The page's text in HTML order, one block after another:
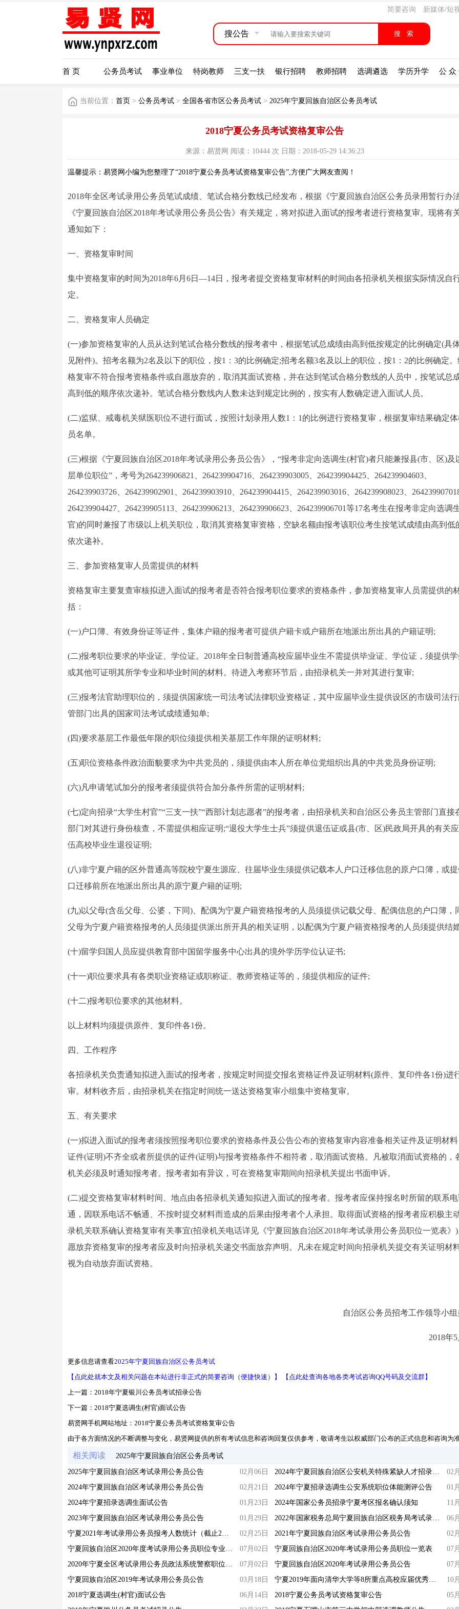
简要咨询 新媒体/短
搜公告
首 页 公务员考试 事业单位 特岗教师 三支一扶 银行招聘 教师招聘 选调遴选 学历升学 公 众
当前位置： 首页 > 公务员考试 > 全国各省市区公务员考试 > 2025年宁夏回族自治区公务员考试
2018宁夏公务员考试资格复审公告
来源：易贤网 阅读：10444 次 日期：2018-05-29 14:36:23
温馨提示：易贤网小编为您整理了“2018宁夏公务员考试资格复审公告”,方便广大网友查阅！
2018年全区考试录用公务员笔试成绩、笔试合格分数线已经发布，根据《宁夏回族自治区公务员录用暂行办法
《宁夏回族自治区2018年考试录用公务员公告》有关规定，将对拟进入面试的报考者进行资格复审。现将有
通知如下：
一、资格复审时间
集中资格复审的时间为2018年6月6日—14日，报考者提交资格复审材料的时间由各招录机关根据实际情况自
定。
二、资格复审人员确定
(一)参加资格复审的人员从达到笔试合格分数线的报考者中，根据笔试总成绩由高到低按规定的比例确定(具
见附件)。招考名额为2名及以下的职位，按1：3的比例确定;招考名额3名及以上的职位，按1：2的比例确定。
格复审不符合报考资格条件或自愿放弃的，取消其面试资格，并在达到笔试合格分数线的人员中，按笔试总
高到低的顺序依次递补。笔试合格分数线内人数未达到规定比例的，按实有人数确定进入面试人员。
(二)监狱、戒毒机关狱医职位不进行面试，按照计划录用人数1：1的比例进行资格复审，根据复审结果确定体
员名单。
(三)根据《宁夏回族自治区2018年考试录用公务员公告》，“报考非定向选调生(村官)者只能兼报县(市、区)及
层单位职位”，考号为264239906821、264239904716、264239903005、264239904425、264239904603、
264239903726、264239902901、264239903910、264239904415、264239903016、264239908023、264239907018
264239904427、264239905113、264239906213、264239906623、264239906701等17名考生在报考非定向选调
官)的同时兼报了市级以上机关职位，取消其资格复审资格，空缺名额由报考该职位考生按笔试成绩由高到低
依次递补。
三、参加资格复审人员需提供的材料
资格复审主要复查审核拟进入面试的报考者是否符合报考职位要求的资格条件，参加资格复审人员需提供的
括：
(一)户口簿、有效身份证等证件，集体户籍的报考者可提供户籍卡或户籍所在地派出所出具的户籍证明;
(二)报考职位要求的毕业证、学位证。2018年全日制普通高校应届毕业生不需提供毕业证、学位证，须提供
或其他可证明其所学专业和毕业时间的材料。待进入考察环节后，由招录机关一并对其进行复审;
(三)报考法官助理职位的，须提供国家统一司法考试法律职业资格证，其中应届毕业生提供设区的市级司法
管部门出具的国家司法考试成绩通知单;
(四)要求基层工作最低年限的职位须提供相关基层工作年限的证明材料;
(五)职位资格条件政治面貌要求为中共党员的，须提供由本人所在单位党组织出具的中共党员身份证明;
(六)凡申请笔试加分的报考者须提供符合加分条件所需的证明材料;
(七)定向招录“大学生村官”“三支一扶”“西部计划志愿者”的报考者，由招录机关和自治区公务员主管部门直接
部门对其进行身份核查，不需提供相应证明;“退役大学生士兵”须提供退伍证或县(市、区)民政局开具的有关
伍高校毕业生退役证明;
(八)非宁夏户籍的区外普通高等院校宁夏生源应、往届毕业生须提供记载本人户口迁移信息的原户口簿，或
口迁移前所在地派出所出具的原宁夏户籍的证明;
(九)以父母(含岳父母、公婆，下同)、配偶为宁夏户籍资格报考的人员须提供记载父母、配偶信息的户口簿，
父母为宁夏户籍资格报考的人员须提供派出所开具的相关证明，以配偶为宁夏户籍资格报考的人员须提供结
(十)留学归国人员应提供教育部中国留学服务中心出具的境外学历学位认证书;
(十一)职位要求具有各类职业资格证或职称证、教师资格证等的，须提供相应的证件;
(十二)报考职位要求的其他材料。
以上材料均须提供原件、复印件各1份。
四、工作程序
各招录机关负责通知拟进入面试的报考者，按规定时间提交报名资格证件及证明材料(原件、复印件各1份)进
审。材料收齐后，由招录机关在指定时间统一送达资格复审小组集中资格复审。
五、有关要求
(一)拟进入面试的报考者须按照报考职位要求的资格条件及公告公布的资格复审内容准备相关证件及证明材料
证件(证明)不齐全或者所提供的证件(证明)与报考资格条件不相符者，取消面试资格。凡被取消面试资格的，
机关必须及时通知报考者。报考者如有异议，可在资格复审期间向招录机关提出书面申诉。
(二)提交资格复审材料时间、地点由各招录机关通知拟进入面试的报考者。报考者应保持报名时所留的联系
通，因联系电话不畅通、不按时提交材料而造成的后果由报考者个人承担。取得面试资格的报考者应积极主
录机关联系确认资格复审有关事宜(招录机关电话详见《宁夏回族自治区2018年考试录用公务员职位一览表》)
愿放弃资格复审的报考者应及时向招录机关递交书面放弃声明。凡未在规定时间向招录机关提交有关证明材
视为自动放弃面试资格。
自治区公务员招考工作领导小
2018年5
更多信息请查看2025年宁夏回族自治区公务员考试
【点此处就本文及相关问题在本站进行非正式的简要咨询（便捷快速）】
【点此处查询各地各类考试咨询QQ号码及交流群】
上一篇： 2018年宁夏银川公务员考试招录公告
下一篇： 2018宁夏选调生(村官)面试公告
易贤网手机网站地址： 2018宁夏公务员考试资格复审公告
由于各方面情况的不断调整与变化，易贤网提供的所有考试信息和咨询回复仅供参考，敬请考生以权威部门公布的正式信息和咨询为
相关阅读 2025年宁夏回族自治区公务员考试
2025年宁夏回族自治区考试录用公务员公告 02月06日 2024年宁夏回族自治区公安机关特殊紧缺人才招录工作简章
02
2024年宁夏回族自治区考试录用公务员公告
02月21日 2024年宁夏招录选调生公安系统职位体能测评公告
01
2024年宁夏招录选调生面试公告
01月23日 2024年国家公务员招录宁夏考区报名确认须知
11
2023年宁夏回族自治区考试录用公务员公告
01月29日 2022年国家税务总局宁夏回族自治区税务局考试录用公务员面试补充公告
06
宁夏2021年考试录用公务员报考人数统计（截止2月25日10:00）
02月25日 2021年宁夏回族自治区考试录用公务员公告
02
宁夏回族自治区2020年度考试录用公务员职位专业指导目录
07月02日 宁夏回族自治区2020年考试录用公务员职位一览表
07
2020年宁夏全区考试录用公务员政法系统警察职位体能测评公告
07月02日 宁夏回族自治区2020年考试录用公务员公告
07
宁夏回族自治区2019年考试录用公务员公告
03月18日 宁夏2019年面向清华大学等8所重点高校应届优秀毕业生招录选调生公告
10
2018宁夏选调生(村官)面试公告
06月14日 2018宁夏公务员考试资格复审公告
05